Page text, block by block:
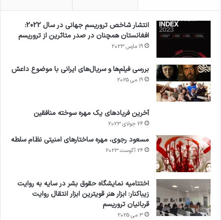
انتشار شاخص تروریسم جهانی در سال 2022:
افغانستان همچنان در صدر متاثرین از تروریسم
19 مارس 2023
بررسی فیلم‌ها و سریال‌های ایرانی با موضوع داعش
19 می 2025
آخرین فریادهای یک مهره سوخته منافقین
26 جولای 2023
مسعود رجوی، مهره ساختارهای امنیتی نظام سلطه
26 آگوست 2023
اختتامیه نمایشگاه حقوق بشر در سایه به روایت
زیباکنار: ابزار هنر قویترین ابزار انتقال روایت
قربانیان تروریسم
3 می 2025